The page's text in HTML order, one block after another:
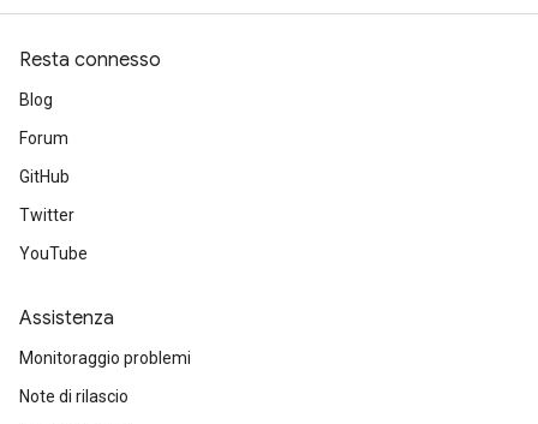
Resta connesso
Blog
Forum
GitHub
Twitter
YouTube
Assistenza
Monitoraggio problemi
Note di rilascio